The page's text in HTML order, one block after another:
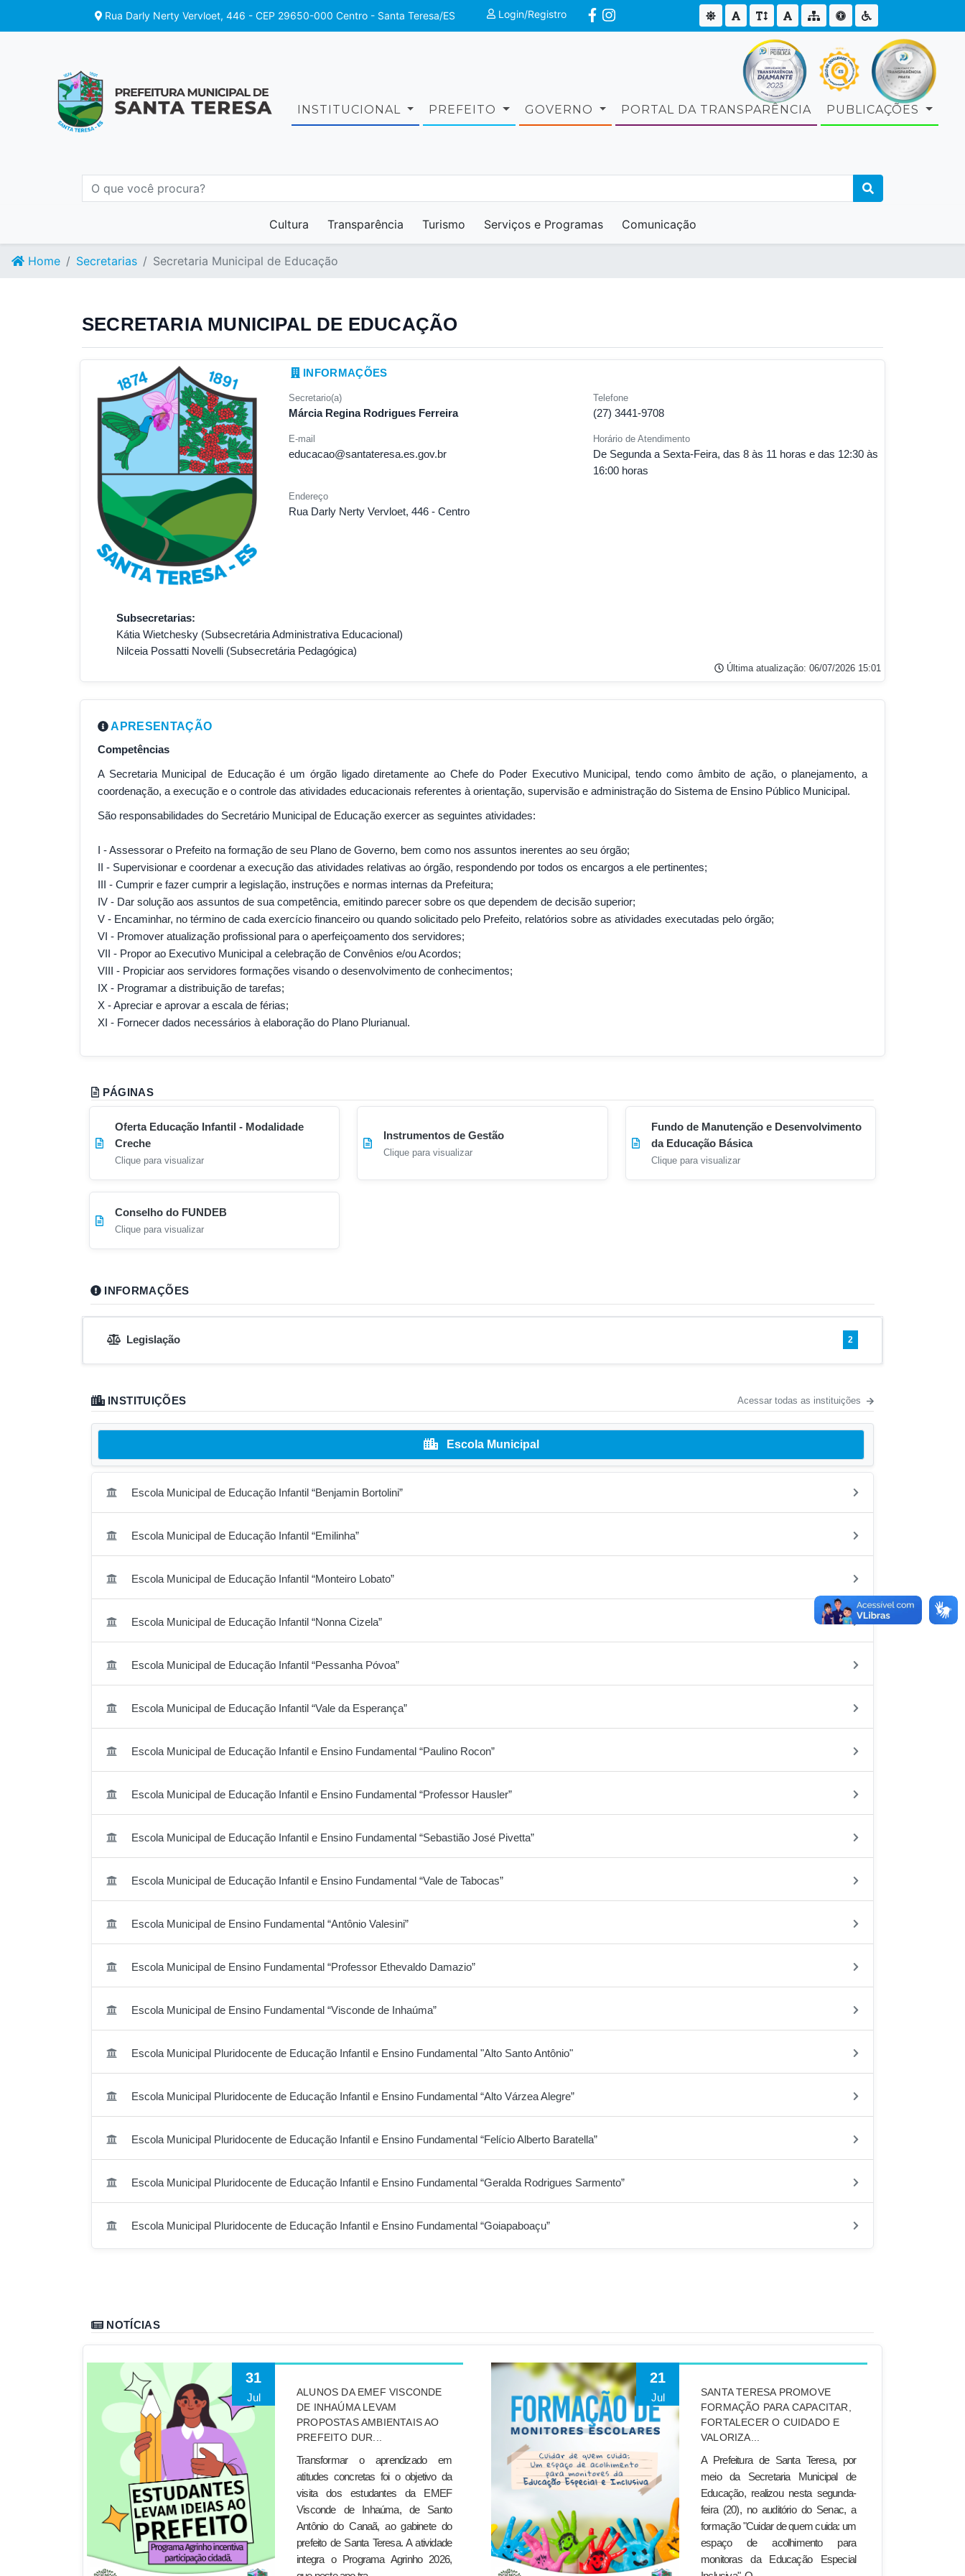
Rua Darly Nerty Vervloet, 446 - CEP 29650-000 Centro - Santa Teresa/ES Login/Registro
INSTITUCIONAL PREFEITO GOVERNO PORTAL DA TRANSPARÊNCIA PUBLICAÇÕES
Cultura Transparência Turismo Serviços e Programas Comunicação
Home Secretarias Secretaria Municipal de Educação
SECRETARIA MUNICIPAL DE EDUCAÇÃO
INFORMAÇÕES
Secretario(a)
Márcia Regina Rodrigues Ferreira
Telefone
(27) 3441-9708
E-mail
educacao@santateresa.es.gov.br
Horário de Atendimento
De Segunda a Sexta-Feira, das 8 às 11 horas e das 12:30 às
16:00 horas
Endereço
Rua Darly Nerty Vervloet, 446 - Centro
Subsecretarias:
Kátia Wietchesky (Subsecretária Administrativa Educacional)
Nilceia Possatti Novelli (Subsecretária Pedagógica)
Última atualização: 06/07/2026 15:01
APRESENTAÇÃO
Competências
A Secretaria Municipal de Educação é um órgão ligado diretamente ao Chefe do Poder Executivo Municipal, tendo como âmbito de ação, o planejamento, a
coordenação, a execução e o controle das atividades educacionais referentes à orientação, supervisão e administração do Sistema de Ensino Público Municipal.
São responsabilidades do Secretário Municipal de Educação exercer as seguintes atividades:
I - Assessorar o Prefeito na formação de seu Plano de Governo, bem como nos assuntos inerentes ao seu órgão;
II - Supervisionar e coordenar a execução das atividades relativas ao órgão, respondendo por todos os encargos a ele pertinentes;
III - Cumprir e fazer cumprir a legislação, instruções e normas internas da Prefeitura;
IV - Dar solução aos assuntos de sua competência, emitindo parecer sobre os que dependem de decisão superior;
V - Encaminhar, no término de cada exercício financeiro ou quando solicitado pelo Prefeito, relatórios sobre as atividades executadas pelo órgão;
VI - Promover atualização profissional para o aperfeiçoamento dos servidores;
VII - Propor ao Executivo Municipal a celebração de Convênios e/ou Acordos;
VIII - Propiciar aos servidores formações visando o desenvolvimento de conhecimentos;
IX - Programar a distribuição de tarefas;
X - Apreciar e aprovar a escala de férias;
XI - Fornecer dados necessários à elaboração do Plano Plurianual.
PÁGINAS
Oferta Educação Infantil - Modalidade
Creche
Clique para visualizar
Instrumentos de Gestão
Clique para visualizar
Fundo de Manutenção e Desenvolvimento
da Educação Básica
Clique para visualizar
Conselho do FUNDEB
Clique para visualizar
INFORMAÇÕES
Legislação 2
INSTITUIÇÕES Acessar todas as instituições
Escola Municipal
Escola Municipal de Educação Infantil “Benjamin Bortolini”
Escola Municipal de Educação Infantil “Emilinha”
Escola Municipal de Educação Infantil “Monteiro Lobato”
Escola Municipal de Educação Infantil “Nonna Cizela”
Escola Municipal de Educação Infantil “Pessanha Póvoa”
Escola Municipal de Educação Infantil “Vale da Esperança”
Escola Municipal de Educação Infantil e Ensino Fundamental “Paulino Rocon”
Escola Municipal de Educação Infantil e Ensino Fundamental “Professor Hausler”
Escola Municipal de Educação Infantil e Ensino Fundamental “Sebastião José Pivetta”
Escola Municipal de Educação Infantil e Ensino Fundamental “Vale de Tabocas”
Escola Municipal de Ensino Fundamental “Antônio Valesini”
Escola Municipal de Ensino Fundamental “Professor Ethevaldo Damazio”
Escola Municipal de Ensino Fundamental “Visconde de Inhaúma”
Escola Municipal Pluridocente de Educação Infantil e Ensino Fundamental "Alto Santo Antônio"
Escola Municipal Pluridocente de Educação Infantil e Ensino Fundamental “Alto Várzea Alegre”
Escola Municipal Pluridocente de Educação Infantil e Ensino Fundamental “Felício Alberto Baratella”
Escola Municipal Pluridocente de Educação Infantil e Ensino Fundamental “Geralda Rodrigues Sarmento”
Escola Municipal Pluridocente de Educação Infantil e Ensino Fundamental “Goiapaboaçu”
NOTÍCIAS
31
Jul
ALUNOS DA EMEF VISCONDE
DE INHAÚMA LEVAM
PROPOSTAS AMBIENTAIS AO
PREFEITO DUR...
Transformar o aprendizado em
atitudes concretas foi o objetivo da
visita dos estudantes da EMEF
Visconde de Inhaúma, de Santo
Antônio do Canaã, ao gabinete do
prefeito de Santa Teresa. A atividade
integra o Programa Agrinho 2026,
21
Jul
SANTA TERESA PROMOVE
FORMAÇÃO PARA CAPACITAR,
FORTALECER O CUIDADO E
VALORIZA...
A Prefeitura de Santa Teresa, por
meio da Secretaria Municipal de
Educação, realizou nesta segunda-
feira (20), no auditório do Senac, a
formação "Cuidar de quem cuida: um
espaço de acolhimento para
monitoras da Educação Especial